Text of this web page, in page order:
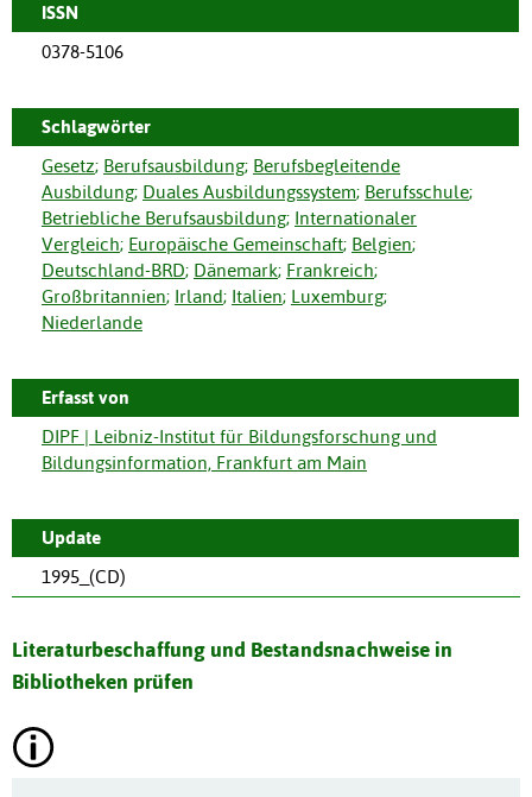
ISSN
0378-5106
Schlagwörter
Gesetz; Berufsausbildung; Berufsbegleitende
Ausbildung; Duales Ausbildungssystem; Berufsschule;
Betriebliche Berufsausbildung; Internationaler
Vergleich; Europäische Gemeinschaft; Belgien;
Deutschland-BRD; Dänemark; Frankreich;
Großbritannien; Irland; Italien; Luxemburg;
Niederlande
Erfasst von
DIPF | Leibniz-Institut für Bildungsforschung und
Bildungsinformation, Frankfurt am Main
Update
1995_(CD)
Literaturbeschaffung und Bestandsnachweise in
Bibliotheken prüfen